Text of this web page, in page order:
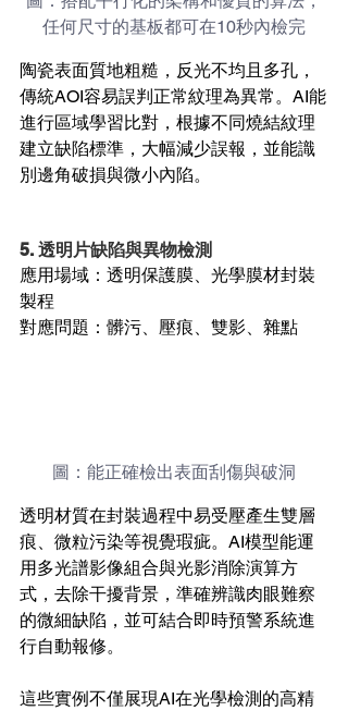
任何尺寸的基板都可在10秒內檢完
陶瓷表面質地粗糙，反光不均且多孔，
傳統AOI容易誤判正常紋理為異常。AI能
進行區域學習比對，根據不同燒結紋理
建立缺陷標準，大幅減少誤報，並能識
別邊角破損與微小內陷。
5. 透明片缺陷與異物檢測
應用場域：透明保護膜、光學膜材封裝
製程
對應問題：髒污、壓痕、雙影、雜點
圖：能正確檢出表面刮傷與破洞
透明材質在封裝過程中易受壓產生雙層
痕、微粒污染等視覺瑕疵。AI模型能運
用多光譜影像組合與光影消除演算方
式，去除干擾背景，準確辨識肉眼難察
的微細缺陷，並可結合即時預警系統進
行自動報修。
這些實例不僅展現AI在光學檢測的高精